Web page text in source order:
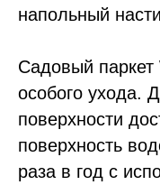
напольный
Садовый паркет
особого ухода.
поверхности
поверхность
раза в год с
Доставляем
всей России